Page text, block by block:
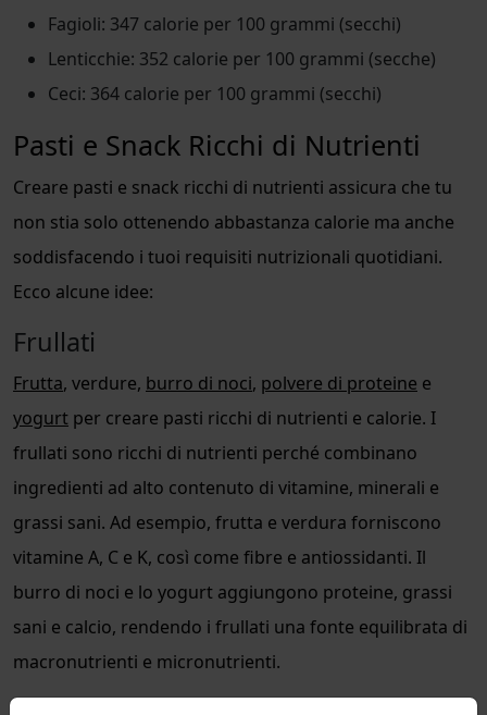
Fagioli: 347 calorie per 100 grammi (secchi)
Lenticchie: 352 calorie per 100 grammi (secche)
Ceci: 364 calorie per 100 grammi (secchi)
Pasti e Snack Ricchi di Nutrienti
Creare pasti e snack ricchi di nutrienti assicura che tu
non stia solo ottenendo abbastanza calorie ma anche
soddisfacendo i tuoi requisiti nutrizionali quotidiani.
Ecco alcune idee:
Frullati
Frutta, verdure, burro di noci, polvere di proteine e
yogurt per creare pasti ricchi di nutrienti e calorie. I
frullati sono ricchi di nutrienti perché combinano
ingredienti ad alto contenuto di vitamine, minerali e
grassi sani. Ad esempio, frutta e verdura forniscono
vitamine A, C e K, così come fibre e antiossidanti. Il
burro di noci e lo yogurt aggiungono proteine, grassi
sani e calcio, rendendo i frullati una fonte equilibrata di
macronutrienti e micronutrienti.